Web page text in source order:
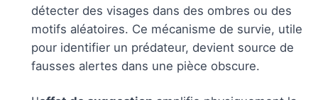
détecter des visages dans des ombres ou des
motifs aléatoires. Ce mécanisme de survie, utile
pour identifier un prédateur, devient source de
fausses alertes dans une pièce obscure.